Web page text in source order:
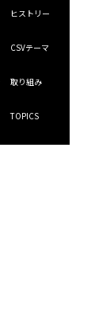
ヒストリー
CSVテーマ
取り組み
TOPICS